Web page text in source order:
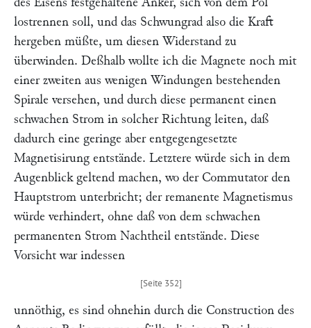
lostrennen soll, und das Schwungrad also die Kraft
hergeben müßte, um diesen Widerstand zu
überwinden. Deßhalb wollte ich die Magnete noch mit
einer zweiten aus wenigen Windungen bestehenden
Spirale versehen, und durch diese permanent einen
schwachen Strom in solcher Richtung leiten, daß
dadurch eine geringe aber entgegengesetzte
Magnetisirung entstände. Letztere würde sich in dem
Augenblick geltend machen, wo der Commutator den
Hauptstrom unterbricht; der remanente Magnetismus
würde verhindert, ohne daß von dem schwachen
permanenten Strom Nachtheil entstände. Diese
Vorsicht war indessen
unnöthig, es sind ohnehin durch die Construction des